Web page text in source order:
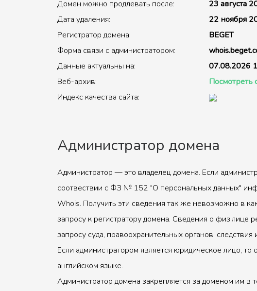
Домен можно продлевать после:
23 августа
Дата удаления:
22 ноября
Регистратор домена:
BEGET
Форма связи с администратором:
Данные актуальны на:
07.08.2026
Веб-архив:
Посмотреть
Индекс качества сайта:
Администратор домена
Администратор — это владелец домена. Если
соотвествии с ФЗ № 152 "О персональных данных"
Whois. Получить эти сведения так же невозможно в
запросу к регистратору домена. Сведения о физ.лице
запросу суда, правоохранительных органов, следствия
Если администратором является юридическое лицо, то
английском языке.
Администратор домена закрепляется за доменом им в